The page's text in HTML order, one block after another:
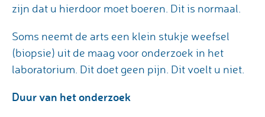
zijn dat u hierdoor moet boeren. Dit is normaal.
Soms neemt de arts een klein stukje weefsel
(biopsie) uit de maag voor onderzoek in het
laboratorium. Dit doet geen pijn. Dit voelt u niet.
Duur van het onderzoek